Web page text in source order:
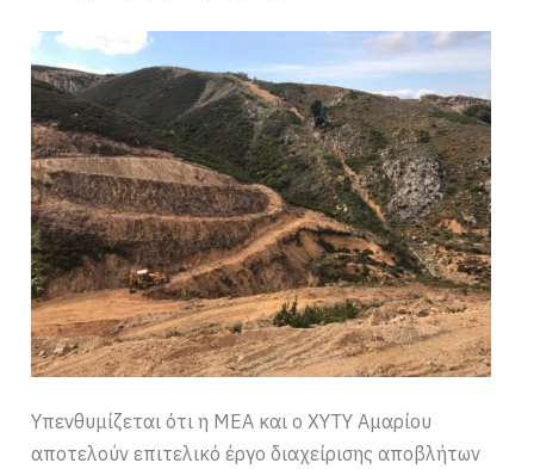
Υπενθυμίζεται ότι η ΜΕΑ και ο ΧΥΤΥ Αμαρίου
αποτελούν επιτελικό έργο διαχείρισης αποβλήτων